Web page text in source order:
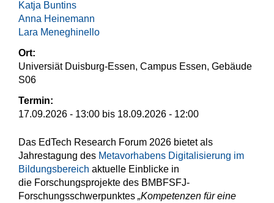
Katja Buntins
Anna Heinemann
Lara Meneghinello
Ort:
Universiät Duisburg-Essen, Campus Essen, Gebäude
S06
Termin:
17.09.2026 - 13:00 bis 18.09.2026 - 12:00
Das EdTech Research Forum 2026 bietet als
Jahrestagung des Metavorhabens Digitalisierung im
Bildungsbereich aktuelle Einblicke in
die Forschungsprojekte des BMBFSFJ-
Forschungsschwerpunktes „Kompetenzen für eine